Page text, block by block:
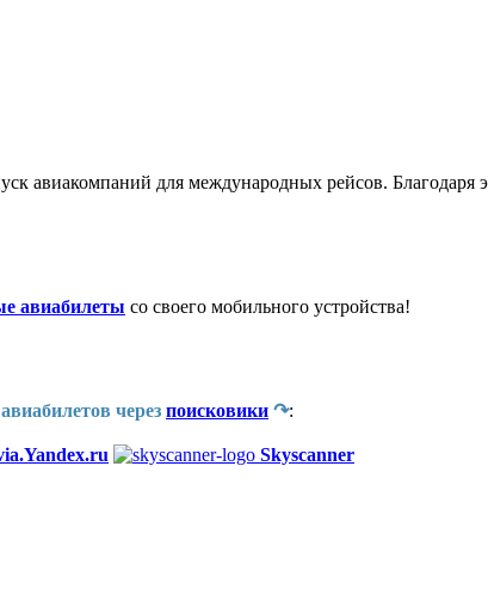
для международных рейсов. Благодаря
авиабилеты со своего мобильного устройства!
через поисковики ↷:
Skyscanner